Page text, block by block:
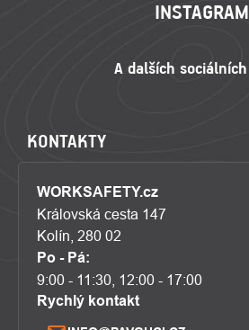
INSTAGRAM
KONTAKTY
WORKSAFETY.cz
Královská cesta 147
Kolín, 280 02
Po - Pá:
9:00 - 11:30, 12:00 - 17:00
Rychlý kontakt